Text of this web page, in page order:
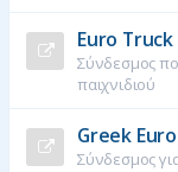
Euro
Σύνδεσμος
παιχνιδιού
Greek
Σύνδεσμος